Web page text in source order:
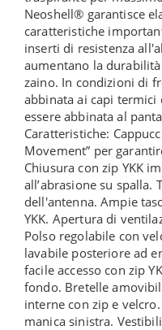
Neoshell® garantisce
caratteristiche
inserti di resistenza
aumentano la
zaino. In condizioni di
abbinata ai capi termici
essere abbinata al
Caratteristiche:
Movement” per
Chiusura con zip YKK
all’abrasione su spalla.
dell'antenna. Ampie
YKK. Apertura di
Polso regolabile con
lavabile posteriore ad
facile accesso con zip
fondo. Bretelle
interne con zip e
manica sinistra.